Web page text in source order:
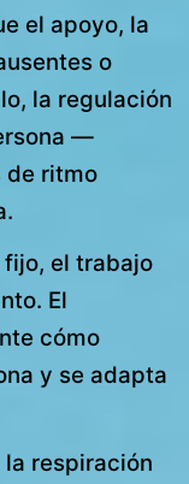
el apoyo, la
o
la regulación
—
de ritmo
fijo, el trabajo
El
cómo
y se adapta
respiración